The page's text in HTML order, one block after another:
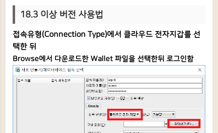
18.3 이상 버전 사용법
접속유형(Connection Type)에서 클라우드 전자지갑를 선
택한 뒤
Browse에서 다운로드한 Wallet 파일을 선택한뒤 로그인함